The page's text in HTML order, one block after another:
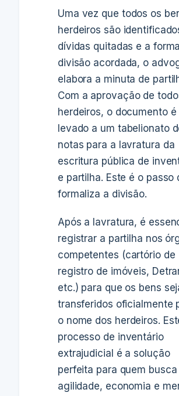
Uma vez que todos os
herdeiros são
dívidas quitadas e a
divisão acordada, o
elabora a minuta de
Com a aprovação de
herdeiros, o documento é
levado a um tabelionato
notas para a lavratura da
escritura pública de
e partilha. Este é o passo
formaliza a divisão.
Após a lavratura, é
registrar a partilha nos
competentes (cartório de
registro de imóveis,
etc.) para que os bens
transferidos oficialmente
o nome dos herdeiros.
processo de inventário
extrajudicial é a solução
perfeita para quem busca
agilidade, economia e